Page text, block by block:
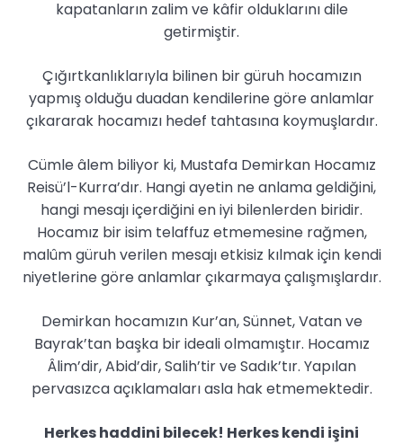
kapatanların zalim ve kâfir olduklarını dile
getirmiştir.
Çığırtkanlıklarıyla bilinen bir güruh hocamızın
yapmış olduğu duadan kendilerine göre anlamlar
çıkararak hocamızı hedef tahtasına koymuşlardır.
Cümle âlem biliyor ki, Mustafa Demirkan Hocamız
Reisü’l-Kurra’dır. Hangi ayetin ne anlama geldiğini,
hangi mesajı içerdiğini en iyi bilenlerden biridir.
Hocamız bir isim telaffuz etmemesine rağmen,
malûm güruh verilen mesajı etkisiz kılmak için kendi
niyetlerine göre anlamlar çıkarmaya çalışmışlardır.
Demirkan hocamızın Kur’an, Sünnet, Vatan ve
Bayrak’tan başka bir ideali olmamıştır. Hocamız
Âlim’dir, Abid’dir, Salih’tir ve Sadık’tır. Yapılan
pervasızca açıklamaları asla hak etmemektedir.
Herkes haddini bilecek! Herkes kendi işini